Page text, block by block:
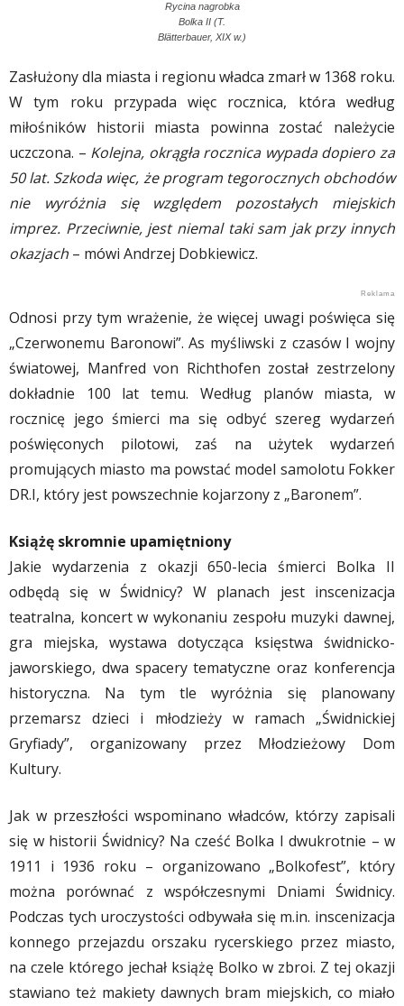
Rycina nagrobka
Bolka II (T.
Blätterbauer, XIX w.)
Zasłużony dla miasta i regionu władca zmarł w 1368 roku.
W tym roku przypada więc rocznica, która według
miłośników historii miasta powinna zostać należycie
uczczona. – Kolejna, okrągła rocznica wypada dopiero za
50 lat. Szkoda więc, że program tegorocznych obchodów
nie wyróżnia się względem pozostałych miejskich
imprez. Przeciwnie, jest niemal taki sam jak przy innych
okazjach – mówi Andrzej Dobkiewicz.
Odnosi przy tym wrażenie, że więcej uwagi poświęca się
„Czerwonemu Baronowi”. As myśliwski z czasów I wojny
światowej, Manfred von Richthofen został zestrzelony
dokładnie 100 lat temu. Według planów miasta, w
rocznicę jego śmierci ma się odbyć szereg wydarzeń
poświęconych pilotowi, zaś na użytek wydarzeń
promujących miasto ma powstać model samolotu Fokker
DR.I, który jest powszechnie kojarzony z „Baronem”.
Książę skromnie upamiętniony
Jakie wydarzenia z okazji 650-lecia śmierci Bolka II
odbędą się w Świdnicy? W planach jest inscenizacja
teatralna, koncert w wykonaniu zespołu muzyki dawnej,
gra miejska, wystawa dotycząca księstwa świdnicko-
jaworskiego, dwa spacery tematyczne oraz konferencja
historyczna. Na tym tle wyróżnia się planowany
przemarsz dzieci i młodzieży w ramach „Świdnickiej
Gryfiady”, organizowany przez Młodzieżowy Dom
Kultury.
Jak w przeszłości wspominano władców, którzy zapisali
się w historii Świdnicy? Na cześć Bolka I dwukrotnie – w
1911 i 1936 roku – organizowano „Bolkofest”, który
można porównać z współczesnymi Dniami Świdnicy.
Podczas tych uroczystości odbywała się m.in. inscenizacja
konnego przejazdu orszaku rycerskiego przez miasto,
na czele którego jechał książę Bolko w zbroi. Z tej okazji
stawiano też makiety dawnych bram miejskich, co miało